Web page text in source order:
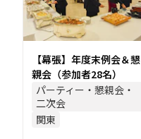
【幕張】年度末例会＆懇
親会（参加者28名）
パーティー・懇親会・
二次会
関東